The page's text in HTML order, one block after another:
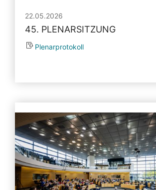
22.05.2026
45. PLENARSITZUNG
Plenarprotokoll